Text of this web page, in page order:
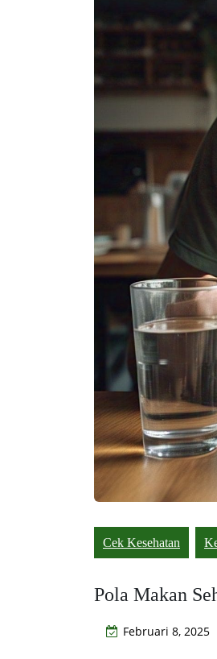
Cek Kesehatan
Pola Makan
Februari 8, 2025